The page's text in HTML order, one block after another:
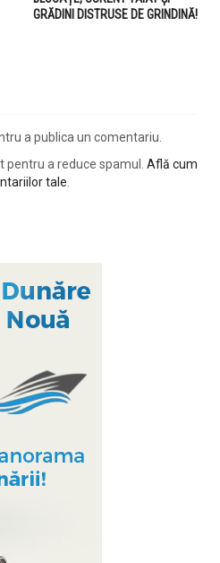
GRĂDINI DISTRUSE DE GRINDINĂ!
a publica un comentariu.
a reduce spamul. Află cum
tale